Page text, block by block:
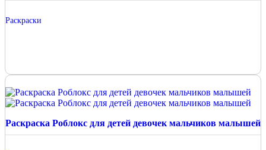
Раскраски
Раскраска Роблокс для детей девочек мальчиков малышей